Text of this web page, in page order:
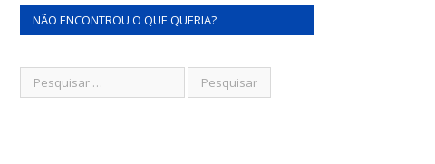
NÃO ENCONTROU O QUE QUERIA?